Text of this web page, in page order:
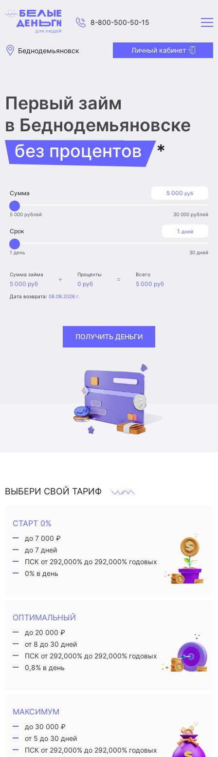
8-800-500-50-15
Беднодемьяновск Личный кабинет
Первый займ
в Беднодемьяновске
без процентов
*
5 000 руб
Сумма
5 000 рублей 30 000 рублей
1 дней
Срок
1 день 30 дней
Сумма займа
5 000 руб
+ Проценты
0 руб
= Всего
5 000 руб
Дата возврата: 08.08.2026 г.
ПОЛУЧИТЬ ДЕНЬГИ
ВЫБЕРИ СВОЙ ТАРИФ
СТАРТ 0%
до 7 000 ₽
до 7 дней
ПСК от 292,000% до 292,000% годовых
0% в день
ОПТИМАЛЬНЫЙ
до 20 000 ₽
от 8 до 30 дней
ПСК от 292,000% до 292,000% годовых
0,8% в день
МАКСИМУМ
до 30 000 ₽
от 5 до 30 дней
ПСК от 292,000% до 292,000% годовых